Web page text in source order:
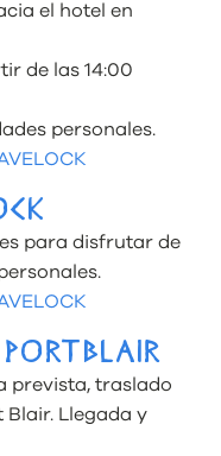
el hotel en
de las 14:00
personales.
para disfrutar de
prevista, traslado
Llegada y